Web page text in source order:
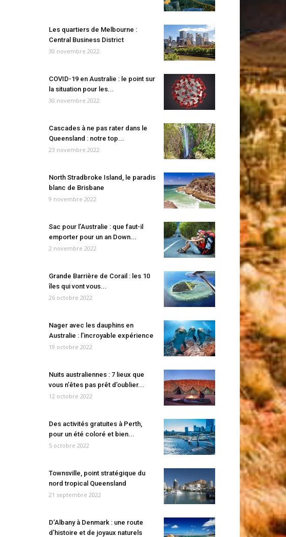
Les quartiers de Melbourne :
Central Business District
30 novembre 2022
COVID-19 en Australie : le point sur
la situation pour les...
30 novembre 2022
Cascades à ne pas rater dans le
Queensland : notre top...
23 novembre 2022
North Stradbroke Island, le paradis
blanc de Brisbane
9 novembre 2022
Sac pour l’Australie : que faut-il
emporter pour un an Down...
2 novembre 2022
Grande Barrière de Corail : les 10
îles qui vont vous...
26 octobre 2022
Nager avec les dauphins en
Australie : l’incroyable expérience
19 octobre 2022
Nuits australiennes : 7 lieux que
vous n’êtes pas prêt d’oublier...
12 octobre 2022
Des activités gratuites à Perth,
pour un été coloré et bien...
5 octobre 2022
Townsville, point stratégique du
nord tropical Queensland
21 septembre 2022
D’Albany à Denmark : une route
d’histoire et de joyaux naturels